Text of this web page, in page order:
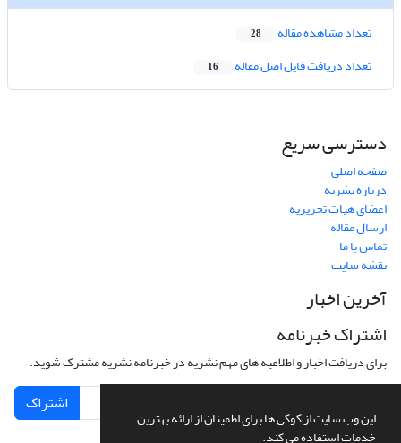
این وب سایت از کوکی ها برای اطمینان از ارائه بهترین
خدمات استفاده می کند.
تعداد مشاهده مقاله 28
تعداد دریافت فایل اصل مقاله 16
دسترسی سریع
صفحه اصلی
درباره نشریه
اعضای هیات تحریریه
ارسال مقاله
تماس با ما
نقشه سایت
آخرین اخبار
اشتراک خبرنامه
برای دریافت اخبار و اطلاعیه های مهم نشریه در خبرنامه نشریه مشترک شوید.
اشتراک